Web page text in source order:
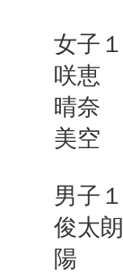
女子
咲恵
晴奈
美空
男子
俊太
陽 （